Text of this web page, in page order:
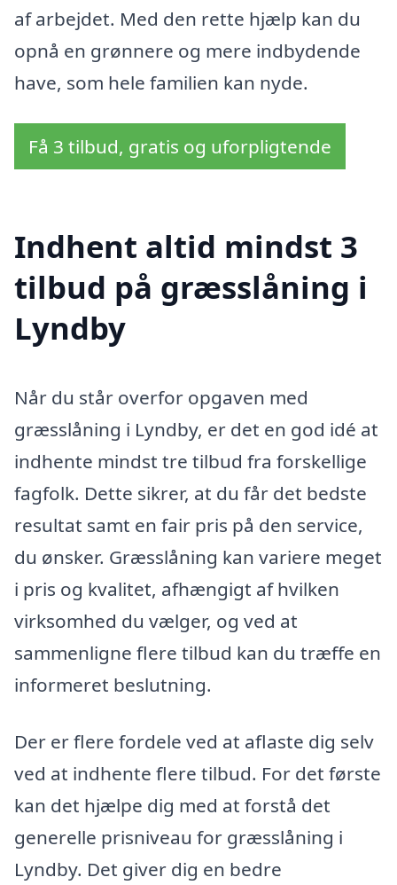
af arbejdet. Med den rette hjælp kan du
opnå en grønnere og mere indbydende
have, som hele familien kan nyde.
Få 3 tilbud, gratis og uforpligtende
Indhent altid mindst 3
tilbud på græsslåning i
Lyndby
Når du står overfor opgaven med
græsslåning i Lyndby, er det en god idé at
indhente mindst tre tilbud fra forskellige
fagfolk. Dette sikrer, at du får det bedste
resultat samt en fair pris på den service,
du ønsker. Græsslåning kan variere meget
i pris og kvalitet, afhængigt af hvilken
virksomhed du vælger, og ved at
sammenligne flere tilbud kan du træffe en
informeret beslutning.
Der er flere fordele ved at aflaste dig selv
ved at indhente flere tilbud. For det første
kan det hjælpe dig med at forstå det
generelle prisniveau for græsslåning i
Lyndby. Det giver dig en bedre